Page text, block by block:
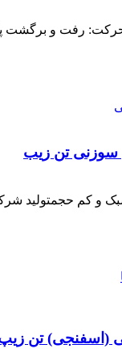
رفت و برگشت
سوزنی تن زیب
و کم حجمتولید
(اسفنجی) تن